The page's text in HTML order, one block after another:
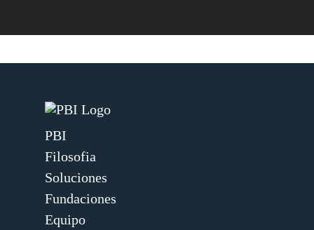
PBI
Filosofia
Soluciones
Fundaciones
Equipo